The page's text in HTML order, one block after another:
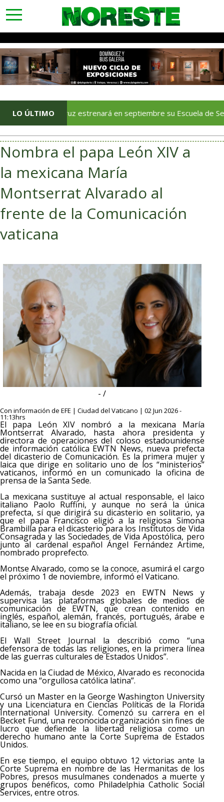
toggle
navigation
LO ÚLTIMO
Veracruz estrenará en septiembre su Escuela de Servicios
Nombra el papa León XIV a
la mexicana María
Montserrat Alvarado al
frente de la Comunicación
vaticana
- /
Con información de EFE | Ciudad del Vaticano | 02 Jun 2026 -
11:13hrs
El papa León XIV nombró a la mexicana María
Montserrat Alvarado, hasta ahora presidenta y
directora de operaciones del coloso estadounidense
de información católica EWTN News, nueva prefecta
del dicasterio de Comunicación. Es la primera mujer y
laica que dirige en solitario uno de los “ministerios”
vaticanos, informó en un comunicado la oficina de
prensa de la Santa Sede.
La mexicana sustituye al actual responsable, el laico
italiano Paolo Ruffini, y aunque no será la única
prefecta, sí que dirigirá su dicasterio en solitario, ya
que el papa Francisco eligió a la religiosa Simona
Brambilla para el dicasterio para los Institutos de Vida
Consagrada y las Sociedades de Vida Apostólica, pero
junto al cardenal español Ángel Fernández Artime,
nombrado proprefecto.
Montse Alvarado, como se la conoce, asumirá el cargo
el próximo 1 de noviembre, informó el Vaticano.
Además, trabaja desde 2023 en EWTN News y
supervisa las plataformas globales de medios de
comunicación de EWTN, que crean contenido en
inglés, español, alemán, francés, portugués, árabe e
italiano, se lee en su biografía oficial.
El Wall Street Journal la describió como “una
defensora de todas las religiones, en la primera línea
de las guerras culturales de Estados Unidos”.
Nacida en la Ciudad de México, Alvarado es reconocida
como una “orgullosa católica latina”.
Cursó un Master en la George Washington University
y una Licenciatura en Ciencias Políticas de la Florida
International University. Comenzó su carrera en el
Becket Fund, una reconocida organización sin fines de
lucro que defiende la libertad religiosa como un
derecho humano ante la Corte Suprema de Estados
Unidos.
En ese tiempo, el equipo obtuvo 12 victorias ante la
Corte Suprema en nombre de las Hermanitas de los
Pobres, presos musulmanes condenados a muerte y
grupos benéficos, como Philadelphia Catholic Social
Services, entre otros.